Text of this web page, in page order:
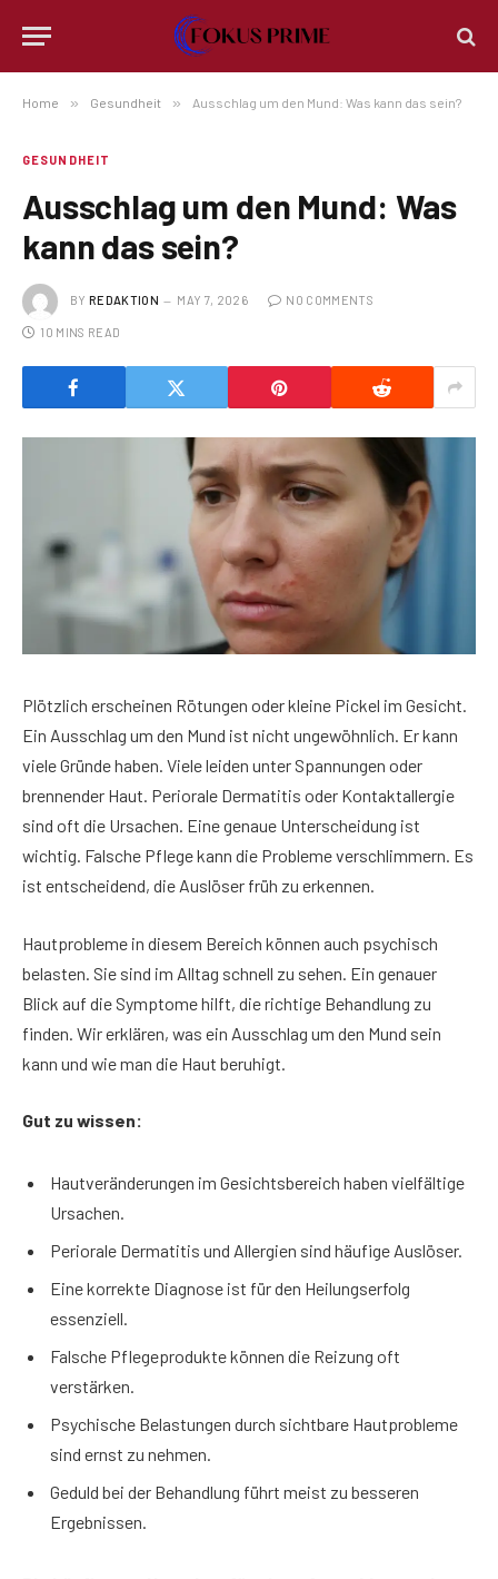
Home » Gesundheit » Ausschlag um den Mund: Was kann das sein?
GESUNDHEIT
Ausschlag um den Mund: Was
kann das sein?
BY REDAKTION MAY 7, 2026 NO COMMENTS
10 MINS READ
Plötzlich erscheinen Rötungen oder kleine Pickel im Gesicht.
Ein Ausschlag um den Mund ist nicht ungewöhnlich. Er kann
viele Gründe haben. Viele leiden unter Spannungen oder
brennender Haut. Periorale Dermatitis oder Kontaktallergie
sind oft die Ursachen. Eine genaue Unterscheidung ist
wichtig. Falsche Pflege kann die Probleme verschlimmern. Es
ist entscheidend, die Auslöser früh zu erkennen.
Hautprobleme in diesem Bereich können auch psychisch
belasten. Sie sind im Alltag schnell zu sehen. Ein genauer
Blick auf die Symptome hilft, die richtige Behandlung zu
finden. Wir erklären, was ein Ausschlag um den Mund sein
kann und wie man die Haut beruhigt.
Gut zu wissen:
Hautveränderungen im Gesichtsbereich haben vielfältige
Ursachen.
Periorale Dermatitis und Allergien sind häufige Auslöser.
Eine korrekte Diagnose ist für den Heilungserfolg
essenziell.
Falsche Pflegeprodukte können die Reizung oft
verstärken.
Psychische Belastungen durch sichtbare Hautprobleme
sind ernst zu nehmen.
Geduld bei der Behandlung führt meist zu besseren
Ergebnissen.